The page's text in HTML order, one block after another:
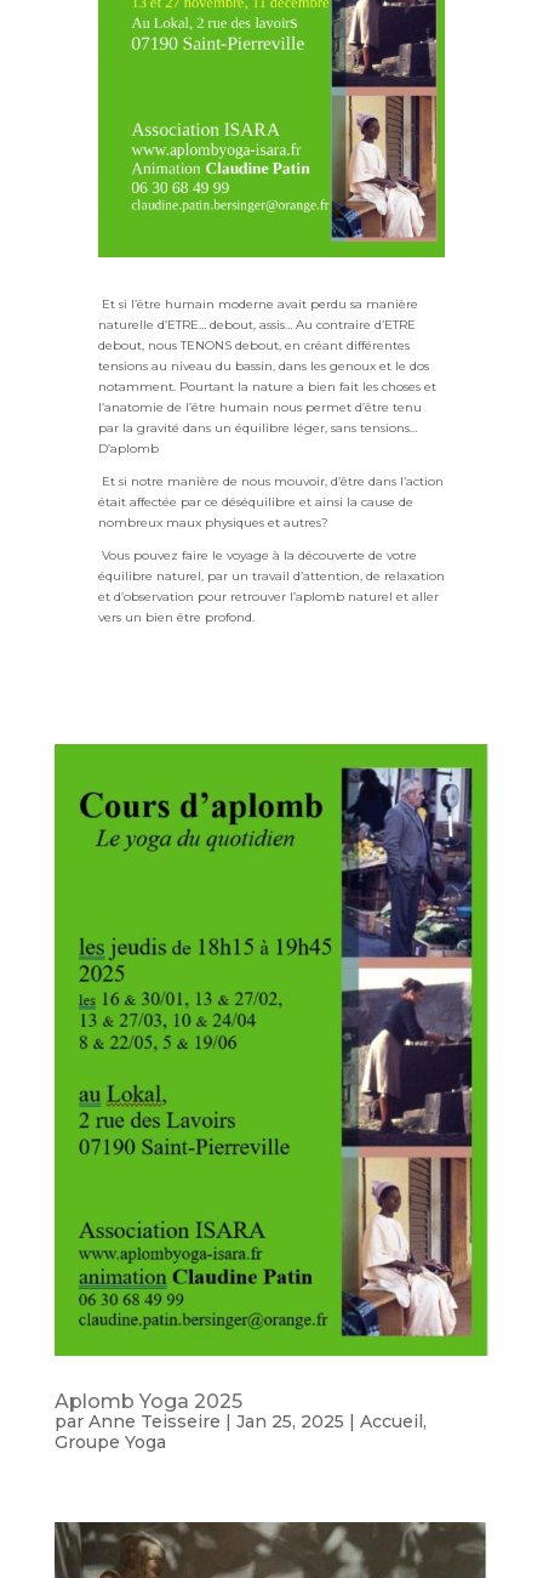
Et si l’être humain moderne avait perdu sa manière
naturelle d’ETRE… debout, assis… Au contraire d’ETRE
debout, nousTENONS debout, en créant différentes
tensions au niveau du bassin, dans les genoux et le dos
notamment. Pourtant la nature a bien fait les choses et
l’anatomie de l’être humain nous permet d’être tenu
par la gravité dans un équilibre léger, sans tensions…
D’aplomb
Et si notre manière de nous mouvoir, d’être dans l’action
était affectée par ce déséquilibre et ainsi la cause de
nombreux maux physiques et autres?
Vous pouvez faire le voyage à la découverte de votre
équilibre naturel, par un travail d’attention, de relaxation
et d’observation pour retrouver l’aplomb naturel et aller
vers un bien être profond.
Aplomb Yoga 2025
par Anne Teisseire | Jan 25, 2025 | Accueil,
Groupe Yoga